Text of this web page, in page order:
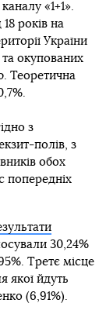
«1+1».
років на
України
окупованих
Теоретична
з
полів, з
обох
попередніх
30,24%
Третє місце
якої йдуть
(6,91%).